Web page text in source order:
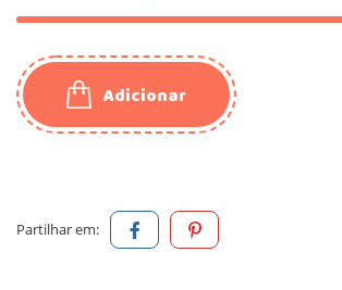
Adicionar
Partilhar em: